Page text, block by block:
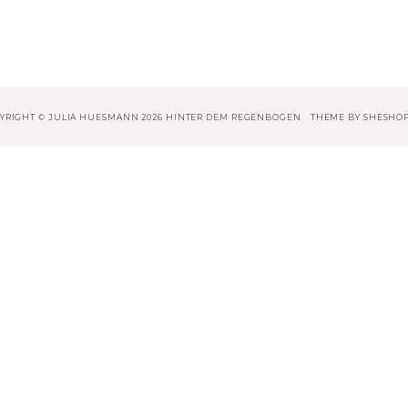
© JULIA HUESMANN 2026 HINTER DEM REGENBOGEN THEME BY